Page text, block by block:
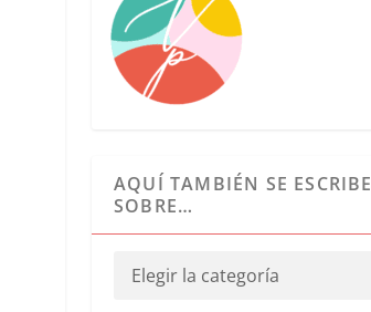
AQUÍ TAMBIÉN SE ESCRIBE
SOBRE…